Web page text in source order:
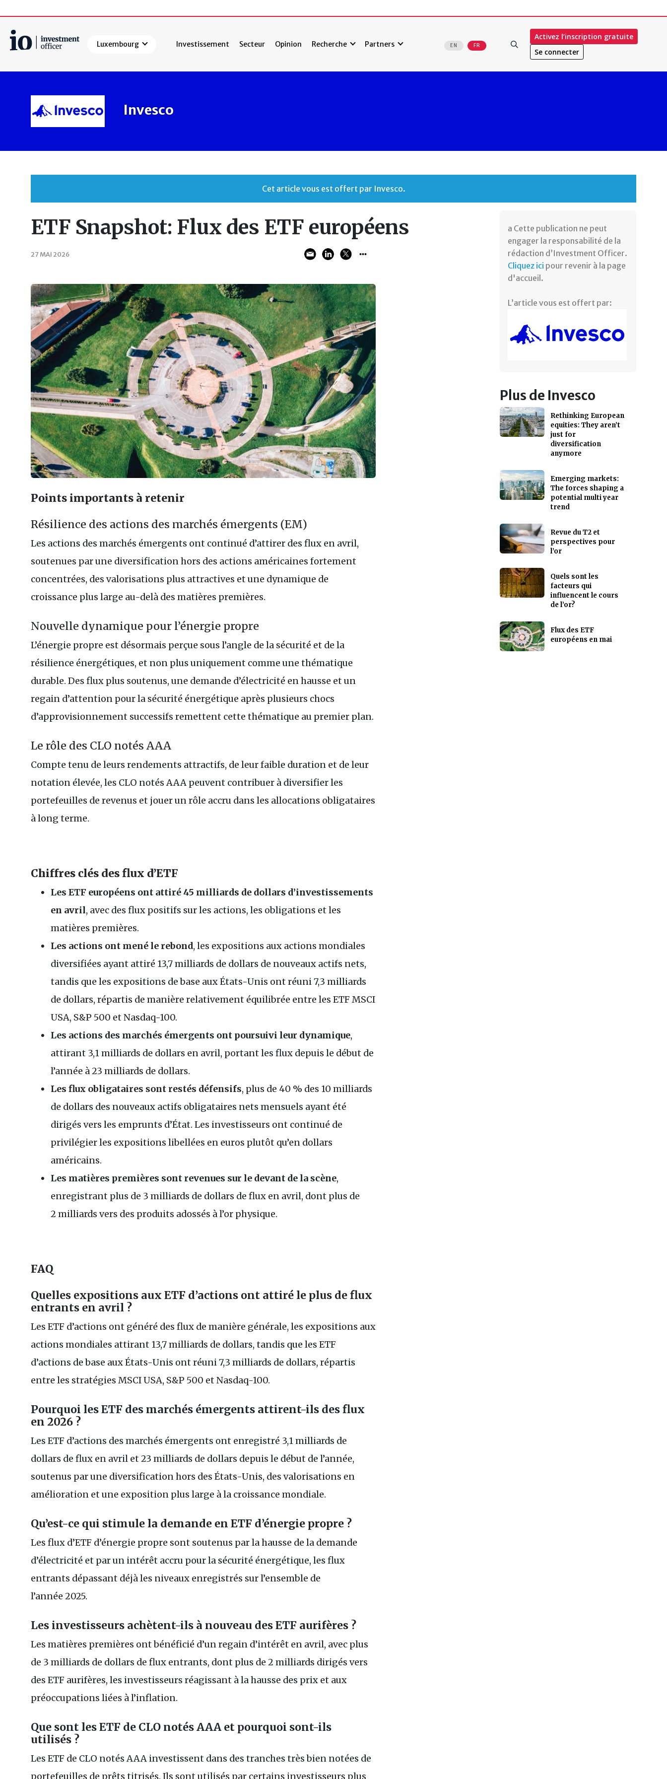
Luxembourg Investissement Secteur Opinion Recherche Partners EN FR
Activez l’inscription gratuite
Se connecter
Rechercher
Invesco
Cet article vous est offert par Invesco.
ETF Snapshot: Flux des ETF européens
27 MAI 2026
Points importants à retenir
Résilience des actions des marchés émergents (EM)
Les actions des marchés émergents ont continué d’attirer des flux en avril,
soutenues par une diversification hors des actions américaines fortement
concentrées, des valorisations plus attractives et une dynamique de
croissance plus large au-delà des matières premières.
Nouvelle dynamique pour l’énergie propre
L’énergie propre est désormais perçue sous l’angle de la sécurité et de la
résilience énergétiques, et non plus uniquement comme une thématique
durable. Des flux plus soutenus, une demande d’électricité en hausse et un
regain d’attention pour la sécurité énergétique après plusieurs chocs
d’approvisionnement successifs remettent cette thématique au premier plan.
Le rôle des CLO notés AAA
Compte tenu de leurs rendements attractifs, de leur faible duration et de leur
notation élevée, les CLO notés AAA peuvent contribuer à diversifier les
portefeuilles de revenus et jouer un rôle accru dans les allocations obligataires
à long terme.
Chiffres clés des flux d’ETF
Les ETF européens ont attiré 45 milliards de dollars d’investissements
en avril, avec des flux positifs sur les actions, les obligations et les
matières premières.
Les actions ont mené le rebond, les expositions aux actions mondiales
diversifiées ayant attiré 13,7 milliards de dollars de nouveaux actifs nets,
tandis que les expositions de base aux États-Unis ont réuni 7,3 milliards
de dollars, répartis de manière relativement équilibrée entre les ETF MSCI
USA, S&P 500 et Nasdaq-100.
Les actions des marchés émergents ont poursuivi leur dynamique,
attirant 3,1 milliards de dollars en avril, portant les flux depuis le début de
l’année à 23 milliards de dollars.
Les flux obligataires sont restés défensifs, plus de 40 % des 10 milliards
de dollars des nouveaux actifs obligataires nets mensuels ayant été
dirigés vers les emprunts d’État. Les investisseurs ont continué de
privilégier les expositions libellées en euros plutôt qu’en dollars
américains.
Les matières premières sont revenues sur le devant de la scène,
enregistrant plus de 3 milliards de dollars de flux en avril, dont plus de
2 milliards vers des produits adossés à l’or physique.
FAQ
Quelles expositions aux ETF d’actions ont attiré le plus de flux
entrants en avril ?
Les ETF d’actions ont généré des flux de manière générale, les expositions aux
actions mondiales attirant 13,7 milliards de dollars, tandis que les ETF
d’actions de base aux États-Unis ont réuni 7,3 milliards de dollars, répartis
entre les stratégies MSCI USA, S&P 500 et Nasdaq-100.
Pourquoi les ETF des marchés émergents attirent-ils des flux
en 2026 ?
Les ETF d’actions des marchés émergents ont enregistré 3,1 milliards de
dollars de flux en avril et 23 milliards de dollars depuis le début de l’année,
soutenus par une diversification hors des États-Unis, des valorisations en
amélioration et une exposition plus large à la croissance mondiale.
Qu’est-ce qui stimule la demande en ETF d’énergie propre ?
Les flux d’ETF d’énergie propre sont soutenus par la hausse de la demande
d’électricité et par un intérêt accru pour la sécurité énergétique, les flux
entrants dépassant déjà les niveaux enregistrés sur l’ensemble de
l’année 2025.
Les investisseurs achètent-ils à nouveau des ETF aurifères ?
Les matières premières ont bénéficié d’un regain d’intérêt en avril, avec plus
de 3 milliards de dollars de flux entrants, dont plus de 2 milliards dirigés vers
des ETF aurifères, les investisseurs réagissant à la hausse des prix et aux
préoccupations liées à l’inflation.
Que sont les ETF de CLO notés AAA et pourquoi sont-ils
utilisés ?
Les ETF de CLO notés AAA investissent dans des tranches très bien notées de
portefeuilles de prêts titrisés. Ils sont utilisés par certains investisseurs plus
a Cette publication ne peut
engager la responsabilité de la
rédaction d’Investment Officer.
Cliquez ici pour revenir à la page
d'accueil.
L’article vous est offert par:
Plus de Invesco
Rethinking European
equities: They aren’t
just for
diversification
anymore
Emerging markets:
The forces shaping a
potential multi year
trend
Revue du T2 et
perspectives pour
l’or
Quels sont les
facteurs qui
influencent le cours
de l’or?
Flux des ETF
européens en mai